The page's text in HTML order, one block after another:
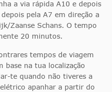
a via rápida A10 e depois
pela A7 em direção a
Zaanse Schans. O tempo
20 minutos.
tempos de viagem
base na tua localização
te quando não tiveres a
apanhar a partir do